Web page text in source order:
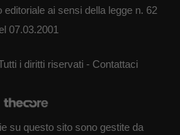
ai sensi della legge n. 62
07.03.2001
i diritti riservati - Contattaci
su questo sito sono gestite da